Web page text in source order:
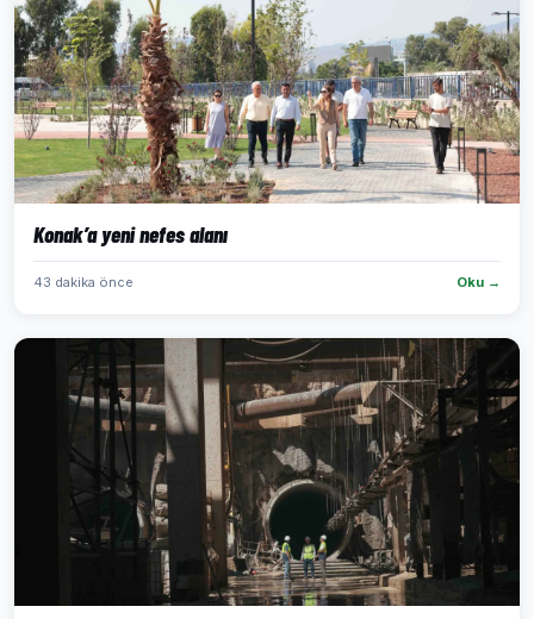
Konak’a yeni nefes alanı
43 dakika önce Oku →